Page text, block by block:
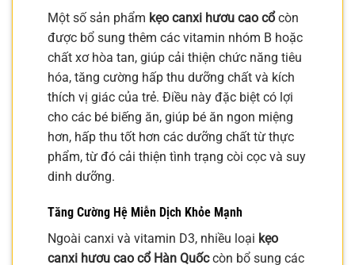
Một số sản phẩm kẹo canxi hươu cao cổcòn
được bổ sung thêm các vitamin nhóm B hoặc
chất xơ hòa tan, giúp cải thiện chức năng tiêu
hóa, tăng cường hấp thu dưỡng chất và kích
thích vị giác của trẻ. Điều này đặc biệt có lợi
cho các bé biếng ăn, giúp bé ăn ngon miệng
hơn, hấp thu tốt hơn các dưỡng chất từ thực
phẩm, từ đó cải thiện tình trạng còi cọc và suy
dinh dưỡng.
Tăng Cường Hệ Miễn Dịch Khỏe Mạnh
Ngoài canxi và vitamin D3, nhiều loại kẹo
canxi hươu cao cổ Hàn Quốccòn bổ sung các